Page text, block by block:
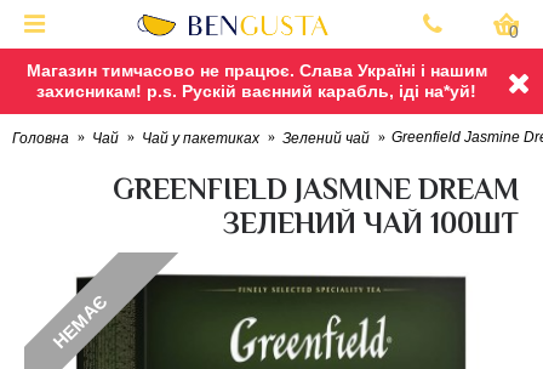
Магазин тимчасово не працює. Слава Україні і нашим
захисникам! p.s. Рускій ваєнний карабль, іді на*уй!
0
Головна Чай Чай у пакетиках Зелений чай Greenfield Jasmine
GREENFIELD JASMINE DREAM
ЗЕЛЕНИЙ ЧАЙ 100ШТ
НЕМАЄ